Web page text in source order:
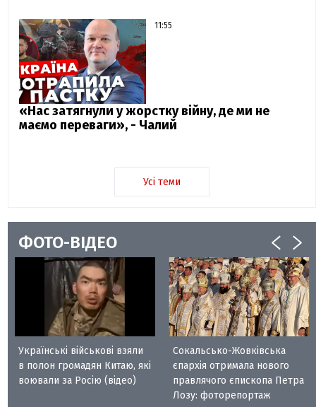
11:55
«Нас затягнули у жорстку війну, де ми не
маємо переваги», - Чалий
Усі теми
ФОТО-ВІДЕО
Українські військові взяли
в полон громадян Китаю, які
воювали за Росію (відео)
Сокальсько-Жовківська
єпархія отримала нового
правлячого єпископа Петра
Лозу: фоторепортаж